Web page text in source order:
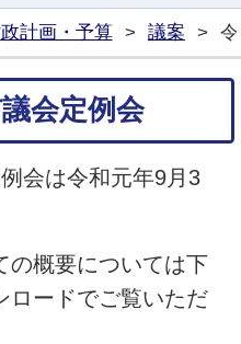
計画・予算 > 議案 >
会定例会
会は令和元年9月3
の概要については下
ロードでご覧いただ